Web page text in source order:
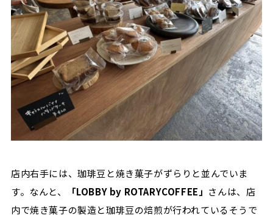
店内右手には、珈琲豆と焼き菓子がずらりと並んでいま
す。なんと、
「LOBBY by ROTARYCOFFEE」 さんは、店
内で焼き菓子の製造と珈琲豆の焙煎が行われているそうで